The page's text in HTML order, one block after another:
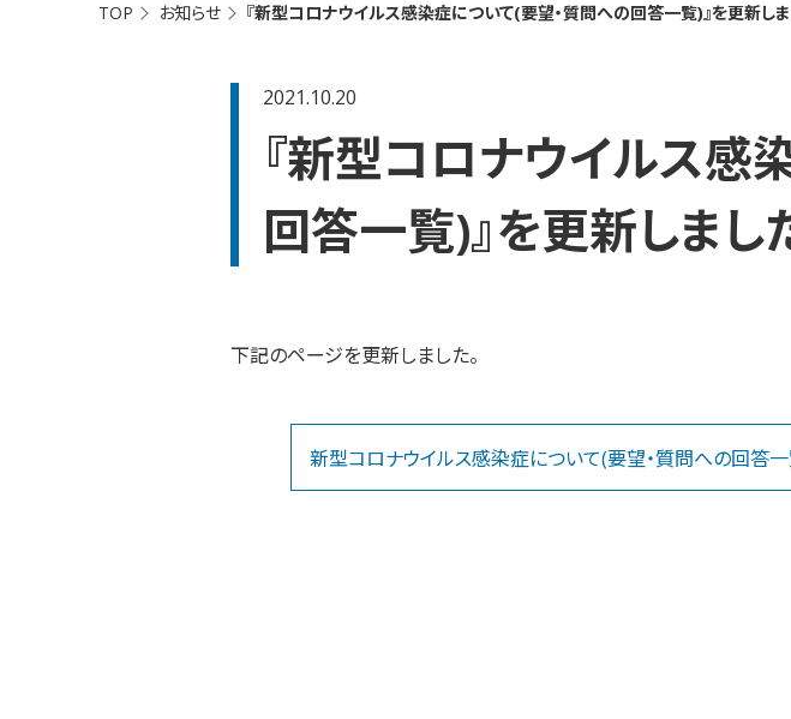
TOP お知らせ 『新型コロナウイルス感染症について(要望・質問への回答一覧)』を更新し
2021.10.20
『新型コロナウイルス感
回答一覧)』を更新しまし
下記のページを更新しました。
新型コロナウイルス感染症について(要望・質問への回答